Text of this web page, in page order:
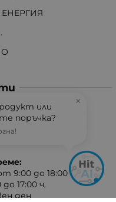
Монтана
3400 Монтана
876 304314
9:00 до 18:00 ч.
17:00 ч.
ден
×
или
поръчка?